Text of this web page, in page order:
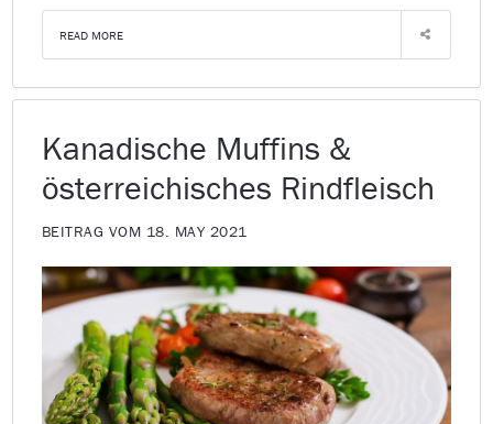
READ MORE
Kanadische Muffins &
österreichisches Rindfleisch
BEITRAG VOM 18. MAY 2021